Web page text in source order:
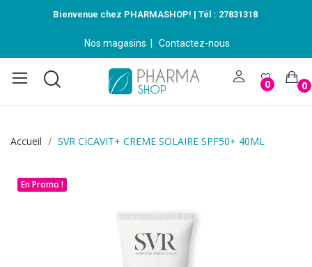
Bienvenue chez PHARMASHOP! | Tél : 27831318
Nos magasins Contactez-nous
0 0
Accueil SVR CICAVIT+ CREME SOLAIRE SPF50+ 40ML
En Promo !